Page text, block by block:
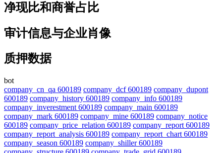
净现比和商誉占比
审计信息与企业肖像
质押数据
bot
company_cn_qa 600189 company_dcf 600189 company_dupont
600189 company_history 600189 company_info 600189
company_inverestment 600189 company_main 600189
company_mark 600189 company_mine 600189 company_notice
600189 company_price_relation 600189 company_report 600189
company_report_analysis 600189 company_report_chart 600189
company_season 600189 company_shiller 600189